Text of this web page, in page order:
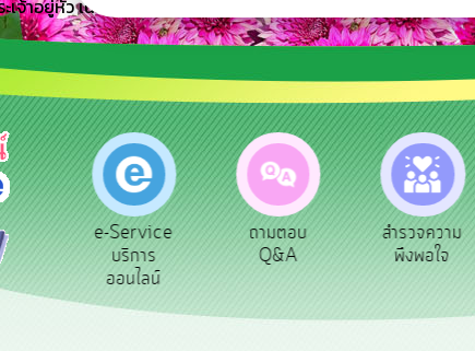
จ้าอยู่หัว เนื่องในโอกาสวันเฉลิมพระชนมพรรษา 28 กรกฏาคม 2569
าร
ลน์
ถามตอบ
Q&A
สำรวจความ
พึงพอใจ
ผู้รับเบีย
ยังชีพ